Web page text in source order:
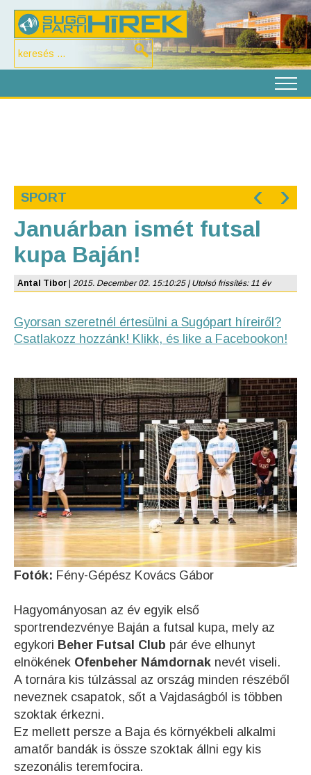
SPORT ‹ ›
Januárban ismét futsal
kupa Baján!
Antal Tibor 2015. December 02. 15:10:25 | Utolsó frissítés: 11 év
Gyorsan szeretnél értesülni a Sugópart híreiről?
Csatlakozz hozzánk! Klikk, és like a Facebookon!
Fotók: Fény-Gépész Kovács Gábor
Hagyományosan az év egyik első
sportrendezvénye Baján a futsal kupa, mely az
egykori Beher Futsal Club pár éve elhunyt
elnökének Ofenbeher Námdornak nevét viseli.
A tornára kis túlzással az ország minden részéből
neveznek csapatok, sőt a Vajdaságból is többen
szoktak érkezni.
Ez mellett persze a Baja és környékbeli alkalmi
amatőr bandák is össze szoktak állni egy kis
szezonális teremfocira.